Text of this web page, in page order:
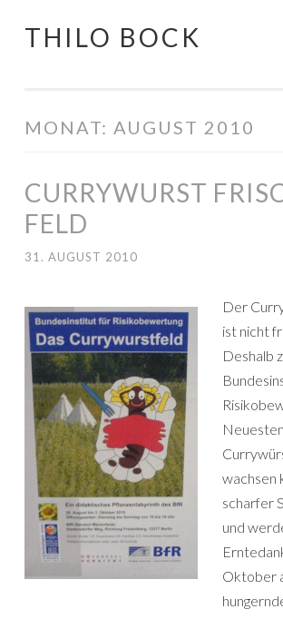
Springe
THILO BOCK
MONAT: AUGUST 2010
CURRYWURST
FELD
31. AUGUST 2010
Der
ist nicht
Deshalb
wachsen
scharfer
und
Oktober